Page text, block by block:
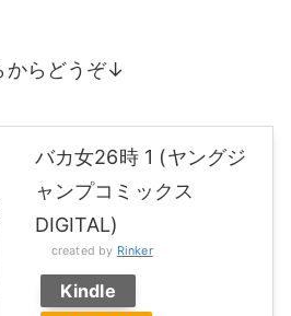
からどうぞ↓
バカ女26時 1 (ヤングジ
ャンプコミックス
DIGITAL)
created by Rinker
Kindle